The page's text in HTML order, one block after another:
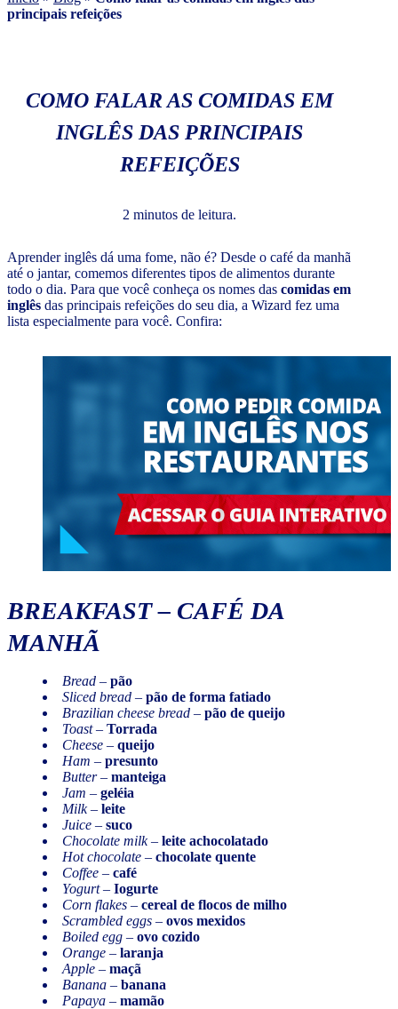
principais refeições
COMO FALAR AS COMIDAS EM
INGLÊS DAS PRINCIPAIS
REFEIÇÕES
2 minutos de leitura.
Aprender inglês dá uma fome, não é? Desde o café da manhã
até o jantar, comemos diferentes tipos de alimentos durante
todo o dia. Para que você conheça os nomes das comidas em
inglês das principais refeições do seu dia, a Wizard fez uma
lista especialmente para você. Confira:
BREAKFAST– CAFÉ DA
MANHÃ
Bread – pão
Sliced bread – pão de forma fatiado
Brazilian cheese bread – pão de queijo
Toast– Torrada
Cheese – queijo
Ham – presunto
Butter– manteiga
Jam – geléia
Milk– leite
Juice – suco
Chocolate milk– leite achocolatado
Hot chocolate – chocolate quente
Coffee – café
Yogurt– Iogurte
Corn flakes – cereal de flocos de milho
Scrambled eggs – ovos mexidos
Boiled egg – ovo cozido
Orange – laranja
Apple – maçã
Banana – banana
Papaya – mamão